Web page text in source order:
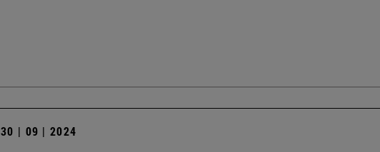
30 | 09 | 2024